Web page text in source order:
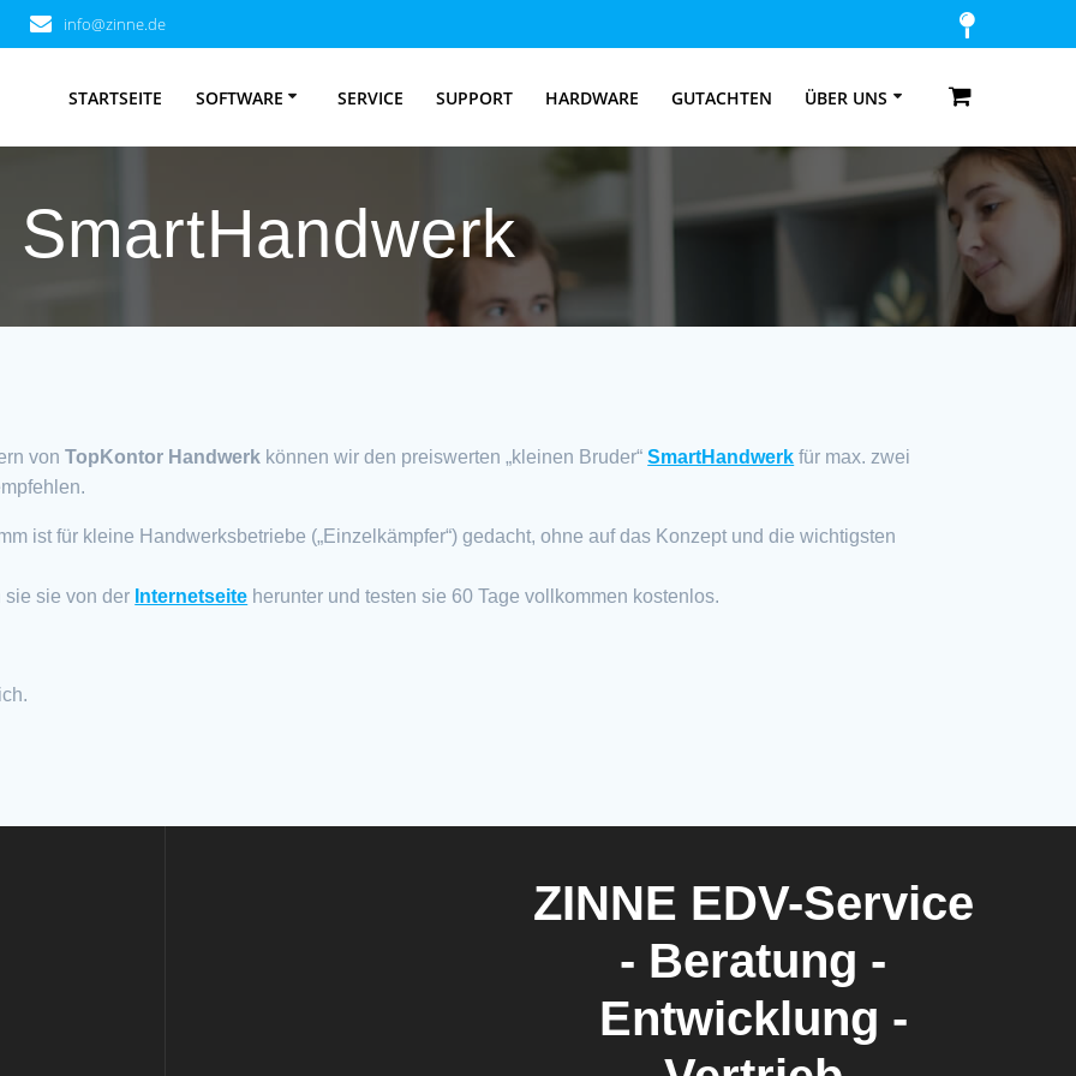
info@zinne.de
STARTSEITE SOFTWARE SERVICE SUPPORT HARDWARE GUTACHTEN ÜBER UNS
SmartHandwerk
vonTopKontor Handwerk können wir den preiswerten „kleinen Bruder“SmartHandwerk für max. zwei
ist für kleine Handwerksbetriebe („Einzelkämpfer“) gedacht, ohne auf das Konzept und die wichtigsten
sie sie von der Internetseite herunter und testen sie 60 Tage vollkommen kostenlos.
ZINNE EDV-Service
- Beratung -
Entwicklung -